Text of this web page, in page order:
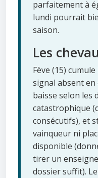
parfaitement à
lundi pourrait
saison.
Les
Fève (15)
signal absent
baisse selon les
catastrophique
consécutifs), et
vainqueur ni
disponible
tirer un
dossier suffit).